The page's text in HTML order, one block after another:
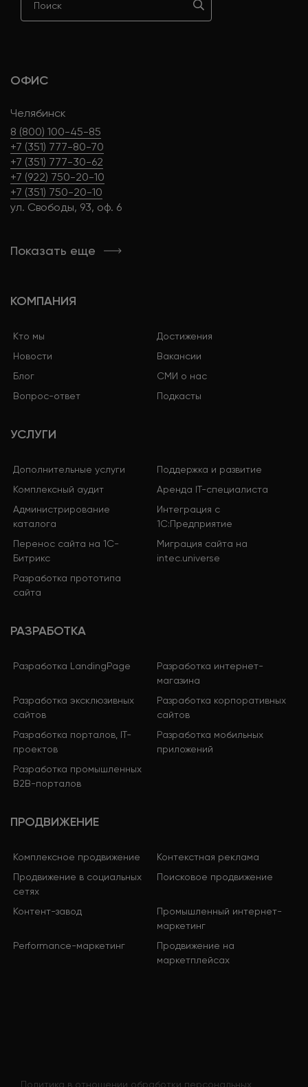
ОФИС
Челябинск
8 (800) 100-45-85
+7 (351) 777-80-70
+7 (351) 777-30-62
+7 (922) 750-20-10
+7 (351) 750-20-10
ул. Свободы, 93, оф. 6
Показать еще
КОМПАНИЯ
Кто мы
Достижения
Новости
Вакансии
Блог
СМИ о нас
Вопрос-ответ
Подкасты
УСЛУГИ
Дополнительные услуги
Поддержка и развитие
Комплексный аудит
Аренда IT-специалиста
Администрирование
каталога
Интеграция с
1С:Предприятие
Перенос сайта на 1С-
Битрикс
Миграция сайта на
intec.universe
Разработка прототипа
сайта
РАЗРАБОТКА
Разработка LandingPage
Разработка интернет-
магазина
Разработка эксклюзивных
сайтов
Разработка корпоративных
сайтов
Разработка порталов, IT-
проектов
Разработка мобильных
приложений
Разработка промышленных
B2B-порталов
ПРОДВИЖЕНИЕ
Комплексное продвижение
Контекстная реклама
Продвижение в социальных
сетях
Поисковое продвижение
Контент-завод
Промышленный интернет-
маркетинг
Performance-маркетинг
Продвижение на
маркетплейсах
Политика в отношении обработки персональных